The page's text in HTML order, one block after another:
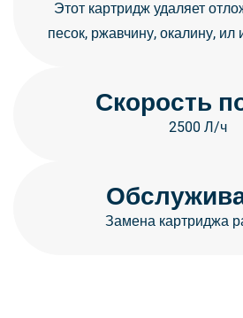
Этот картридж удаляет
песок, ржавчину, окалину, ил
Скорость
2500 Л/ч
Замена картриджа